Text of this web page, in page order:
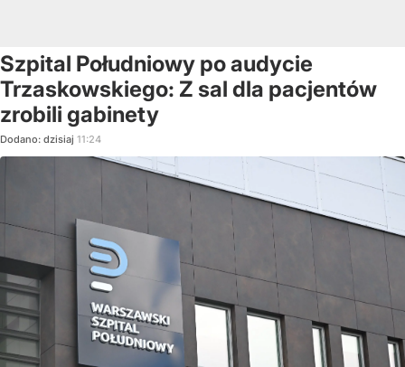
Szpital Południowy po audycie
Trzaskowskiego: Z sal dla pacjentów
zrobili gabinety
Dodano: dzisiaj 11:24